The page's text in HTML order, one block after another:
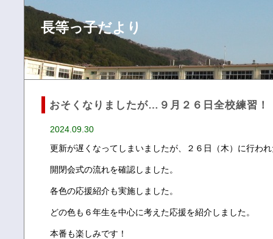
長等っ子だより
おそくなりましたが…９月２６日全校練習！
2024.09.30
更新が遅くなってしまいましたが、２６日（木）に行わ
開閉会式の流れを確認しました。
各色の応援紹介も実施しました。
どの色も６年生を中心に考えた応援を紹介しました。
本番も楽しみです！